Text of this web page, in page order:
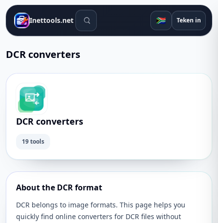
Inettools.net Soek gereedskap 🇿🇦 Teken in
DCR converters
DCR converters
19 tools
About the DCR format
DCR belongs to image formats. This page helps you
quickly find online converters for DCR files without